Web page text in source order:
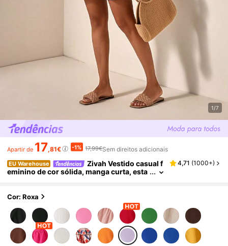
1/7
Apartir de 17,81€ -1% 17,99€Sem direitos adicionais
EU Warehouse
Zivah Vestido casual f
eminino de cor sólida, manga curta, esta
4,71 (1000+)
Cor: Roxa